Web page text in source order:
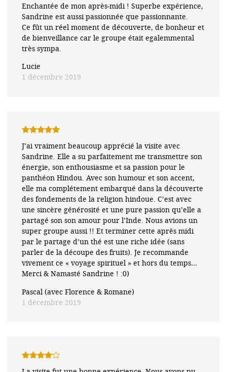
5
Lucie
1 décembre 2019
Enchantée de mon après-midi ! Superbe expérience,
Sandrine est aussi passionnée que passionnante.
Ce fût un réel moment de découverte, de bonheur et
de bienveillance car le groupe était egalemmental
très sympa.
5
Pascal (avec Florence & Romane)
1 décembre 2019
J’ai vraiment beaucoup apprécié la visite avec
Sandrine. Elle a su parfaitement me transmettre son
énergie, son enthousiasme et sa passion pour le
panthéon Hindou. Avec son humour et son accent,
elle ma complétement embarqué dans la découverte
des fondements de la religion hindoue. C’est avec
une sincère générosité et une pure passion qu’elle a
partagé son son amour pour l’Inde. Nous avions un
super groupe aussi !! Et terminer cette après midi
par le partage d’un thé est une riche idée (sans
parler de la découpe des fruits). Je recommande
vivement ce « voyage spirituel » et hors du temps…
Merci & Namasté Sandrine ! :0)